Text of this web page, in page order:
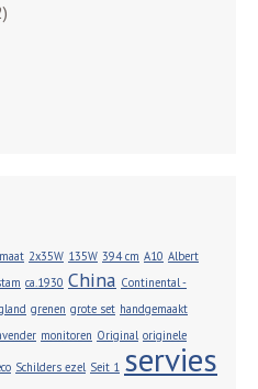
2x35W 135W 394 cm A10 Albert
ca.1930 China Continental -
grenen grote set handgemaakt
monitoren Original originele
Schilders ezel Seit 1 servies